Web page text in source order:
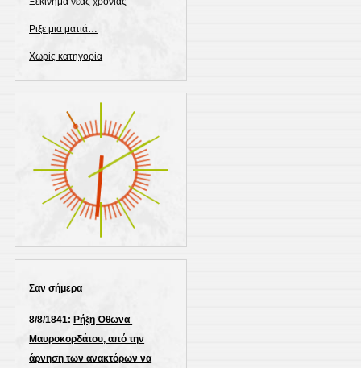
Ριξε μια ματιά…
Χωρίς κατηγορία
Σαν σήμερα
8/8/1841: Ρήξη Όθωνα 
Μαυροκορδάτου, από την
άρνηση των ανακτόρων να